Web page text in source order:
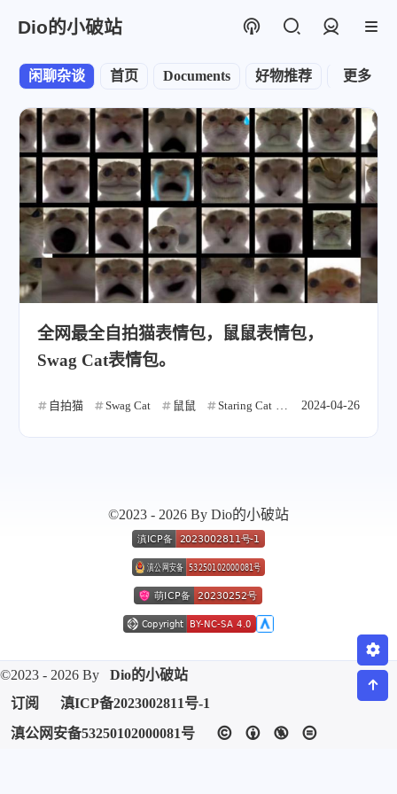
Dio的小破站
首页 Documents 好物推荐 摄影
闲聊杂谈 更多
全网最全自拍猫表情包，鼠鼠表情包，
Swag Cat表情包。
自拍猫 Swag Cat 鼠鼠 Staring Cat Gusic
2024-04-26
©2023 - 2026 By Dio的小破站
©2023 - 2026 By
Dio的小破站
订阅
滇ICP备2023002811号-1
滇公网安备53250102000081号